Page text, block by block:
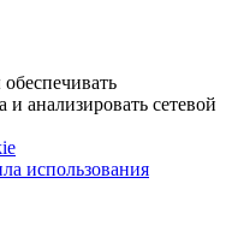
анализировать сетевой
использования